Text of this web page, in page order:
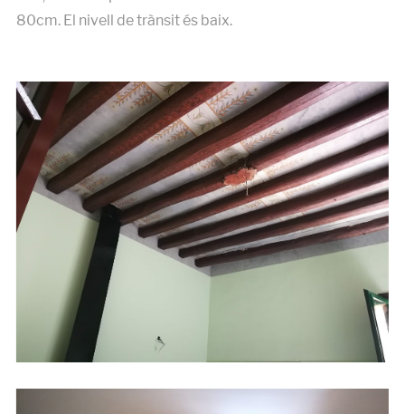
80cm. El nivell de trànsit és baix.